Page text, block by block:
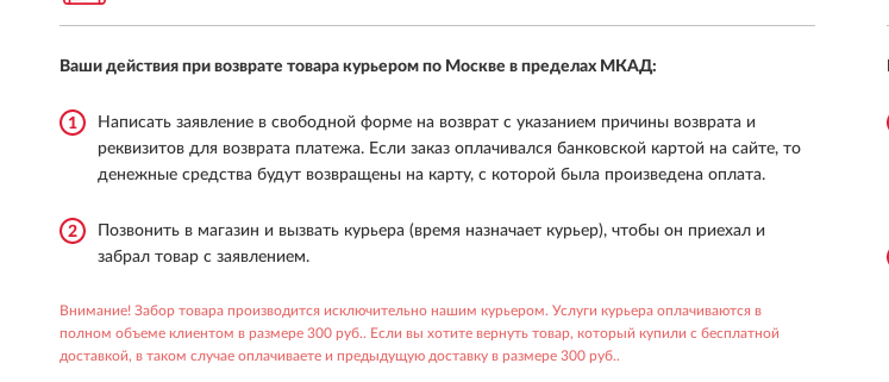
Ваши действия при возврате товара курьером по Москве в пределах МКАД:
1
Написать заявление в свободной форме на возврат с указанием причины возврата и
реквизитов для возврата платежа. Если заказ оплачивался банковской картой на сайте, то
денежные средства будут возвращены на карту, с которой была произведена оплата.
2
Позвонить в магазин и вызвать курьера (время назначает курьер), чтобы он приехал и
забрал товар с заявлением.
Внимание! Забор товара производится исключительно нашим курьером. Услуги курьера оплачиваются в
полном объеме клиентом в размере 300 руб.. Если вы хотите вернуть товар, который купили с бесплатной
доставкой, в таком случае оплачиваете и предыдущую доставку в размере 300 руб..